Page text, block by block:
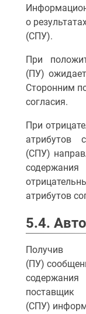
о
(СПУ).
При
(ПУ)
Сторонним
согласия.
При
атрибутов
(СПУ)
атрибутов
5.4.
(ПУ)
(СПУ)